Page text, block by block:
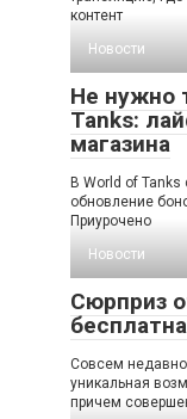
контент
Новости
Не нужно
Tanks:
магазина
В World of
обновление
Приурочено
Новости
Сюрприз
Совсем недавно
уникальная
причем